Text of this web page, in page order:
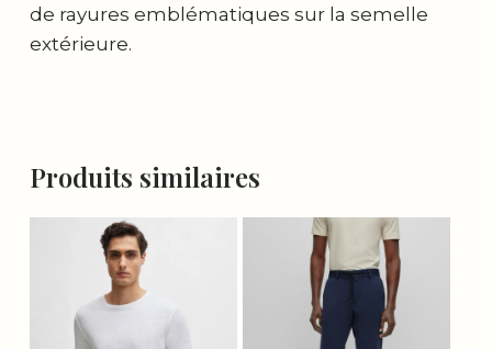
de rayures emblématiques sur la semelle
extérieure.
Produits similaires